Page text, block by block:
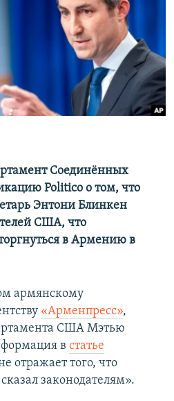
Соединённых
Politico о том, что
Энтони Блинкен
США, что
в Армению в
армянскому
«Арменпресс»,
США Мэтью
в статье
отражает того, что
законодателям».